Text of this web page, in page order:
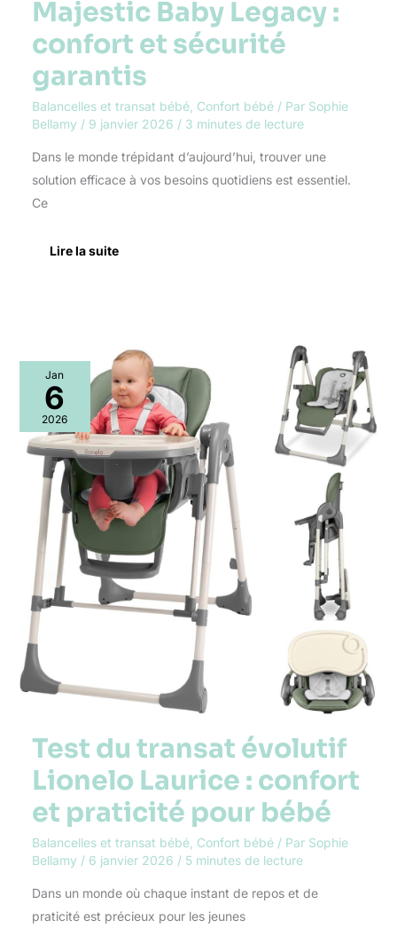
Majestic Baby Legacy :
confort et sécurité
garantis
Balancelles et transat bébé, Confort bébé/ Par Sophie
Bellamy / 9 janvier 2026 / 3 minutes de lecture
Dans le monde trépidant d’aujourd’hui, trouver une
solution efficace à vos besoins quotidiens est essentiel.
Ce
confort
sécurité
garantis
Lire la suite
Jan
6
2026
Test du transat évolutif
Lionelo Laurice : confort
et praticité pour bébé
Balancelles et transat bébé, Confort bébé/ Par Sophie
Bellamy / 6 janvier 2026 / 5 minutes de lecture
Dans un monde où chaque instant de repos et de
praticité est précieux pour les jeunes
Test
du
transat
évolutif
Lionelo
Laurice
:
confort
et
praticité
pour
bébé